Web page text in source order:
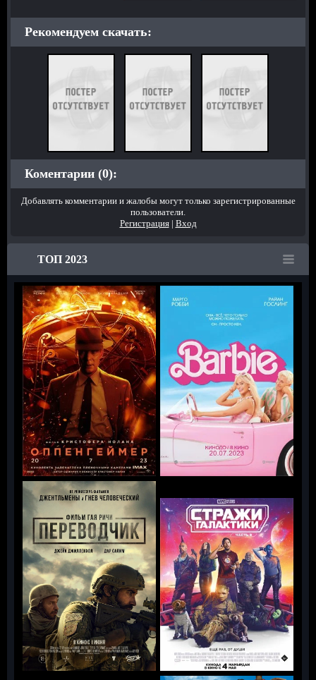
Рекомендуем скачать:
Коментарии (0):
Добавлять комментарии и жалобы могут только зарегистрированные
пользователи.
Регистрация| Вход
ТОП 2023